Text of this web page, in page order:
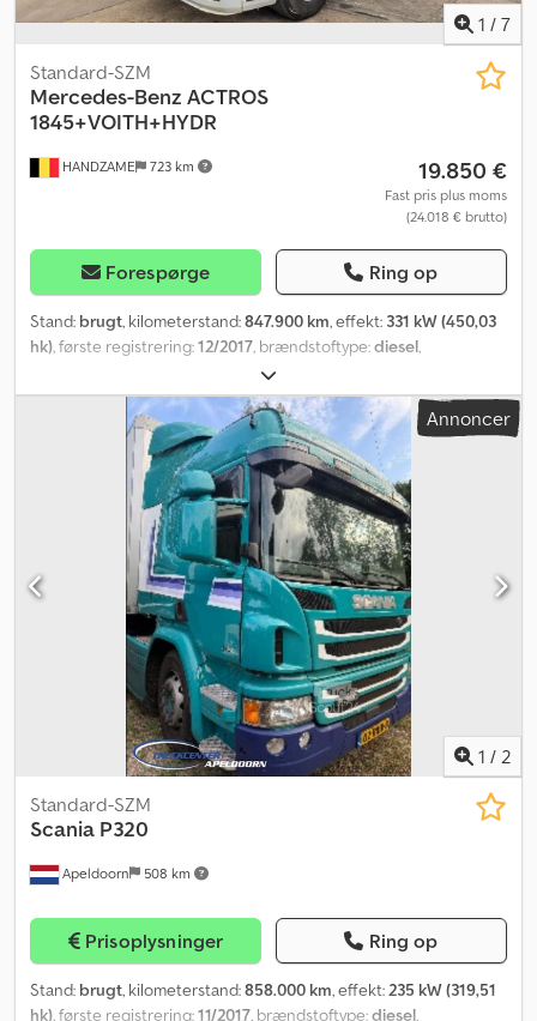
1 / 7
HANDZAME 723 km
Standard-SZM
Mercedes-Benz ACTROS
1845+VOITH+HYDR
19.850 €
Fast pris plus moms
(24.018 € brutto)
Forespørge Ring op
Stand: brugt, kilometerstand:847.900 km, effekt: 331 kW (450,03
hk), første registrering:12/2017, brændstoftype:diesel,
, akslekonfiguration:
3.750 mm, brændstof:diesel, brændstoftank kapacitet:570 l,
intarder, farve:hvid, førerhus:sovekabine, geartype:
, emissionsklasse:Euro 6, affjedring: stål-luft
Produktionsår: 2017, Udstyr:elektrisk rudehejs, klimaanlæg,
køleskab, spoiler , Dækstørrelse: 315/80R22,5 Foraksel: Affjedring:
bladfjedre Bagaksel: Dobbelmonterede hjul; Affjedring:
luftaffjedring Træk: hjul Egenvægt: 7.665 kg Nyttelast: 11.335 kg
Totalvægt: 19.000 kg = Yderligere muligheder og udstyr = -
Tagspoiler - Tipp hydraulik Csdpjza Eghofx Agxsrf - PTO
Annoncer
1 / 2
Apeldoorn 508 km
Standard-SZM
Scania P320
Prisoplysninger Ring op
Stand: brugt, kilometerstand:858.000 km, effekt:235 kW (319,51
hk), første registrering:11/2017, brændstoftype:diesel,